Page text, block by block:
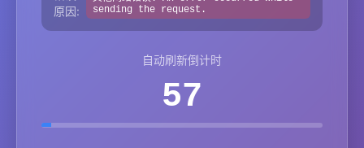
原因:
sending the request.
自动刷新倒计时
57